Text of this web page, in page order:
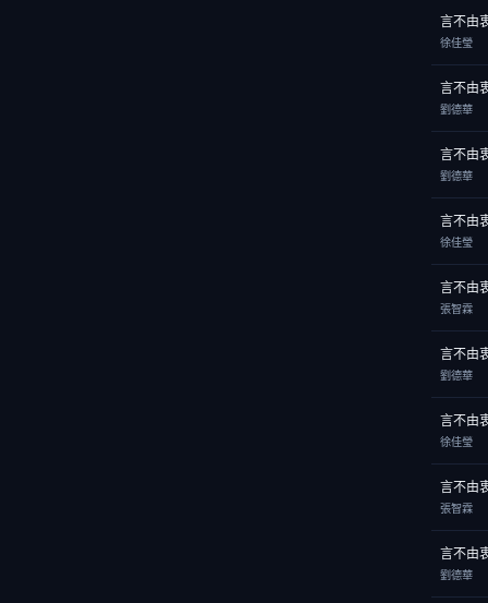
言不由
徐佳瑩
言不由
劉德華
言不由
劉德華
言不由
徐佳瑩
言不由
張智霖
言不由
劉德華
言不由
徐佳瑩
言不由
張智霖
言不由
劉德華